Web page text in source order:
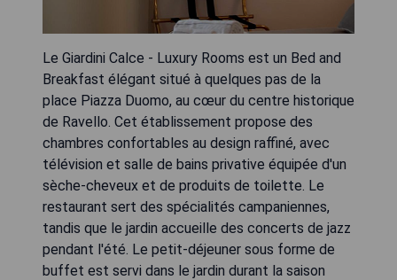
Le Giardini Calce - Luxury Rooms est un Bed and
Breakfast élégant situé à quelques pas de la
place Piazza Duomo, au cœur du centre historique
de Ravello. Cet établissement propose des
chambres confortables au design raffiné, avec
télévision et salle de bains privative équipée d'un
sèche-cheveux et de produits de toilette. Le
restaurant sert des spécialités campaniennes,
tandis que le jardin accueille des concerts de jazz
pendant l'été. Le petit-déjeuner sous forme de
buffet est servi dans le jardin durant la saison